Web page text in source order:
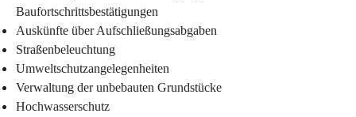
Baufortschrittsbestätigungen
Auskünfte über Aufschließungsabgaben
Straßenbeleuchtung
Umweltschutzangelegenheiten
Verwaltung der unbebauten Grundstücke
Hochwasserschutz